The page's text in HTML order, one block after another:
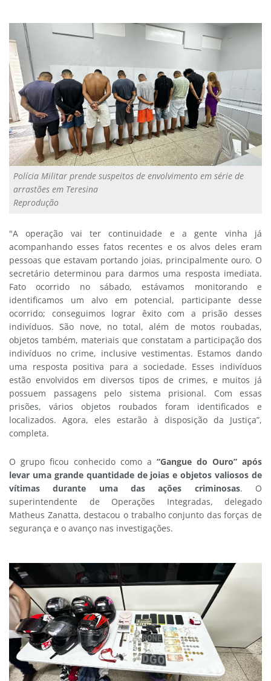
Polícia Militar prende suspeitos de envolvimento em série de
arrastões em Teresina
Reprodução
"A operação vai ter continuidade e a gente vinha já
acompanhando esses fatos recentes e os alvos deles eram
pessoas que estavam portando joias, principalmente ouro. O
secretário determinou para darmos uma resposta imediata.
Fato ocorrido no sábado, estávamos monitorando e
identificamos um alvo em potencial, participante desse
ocorrido; conseguimos lograr êxito com a prisão desses
indivíduos. São nove, no total, além de motos roubadas,
objetos também, materiais que constatam a participação dos
indivíduos no crime, inclusive vestimentas. Estamos dando
uma resposta positiva para a sociedade. Esses indivíduos
estão envolvidos em diversos tipos de crimes, e muitos já
possuem passagens pelo sistema prisional. Com essas
prisões, vários objetos roubados foram identificados e
localizados. Agora, eles estarão à disposição da Justiça”,
completa.
O grupo ficou conhecido como a “Gangue do Ouro” após
levar uma grande quantidade de joias e objetos valiosos de
vítimas durante uma das ações criminosas. O
superintendente de Operações Integradas, delegado
Matheus Zanatta, destacou o trabalho conjunto das forças de
segurança e o avanço nas investigações.